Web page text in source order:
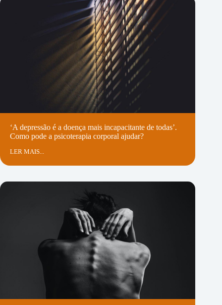
‘A depressão é a doença mais incapacitante de todas’.
Como pode a psicoterapia corporal ajudar?
LER MAIS...